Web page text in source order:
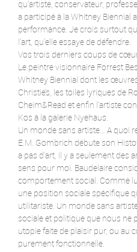
qu’artiste, conservateur,
a participé à la Whitney Biennial
performance. Je crois surtout
l’art, qu’elle essaye de défendre.
Vos trois derniers coups de
Le peintre visionnaire Forrest
Whitney Biennial dont les
Christie’s, les toiles lyriques de
Cheim&Read et enfin l’artiste
Kos à la galerie Nyehaus.
Un monde sans artiste… A quoi
E.M. Gombrich débute son
a pas d’art, il y a seulement des
sens pour moi. Baudelaire
comportement social. Comme
une position sociale spécifique
utilitariste. Un monde sans
sociale et politique que nous ne
utopie faite de plaisir pur, ou au
purement fonctionnelle.